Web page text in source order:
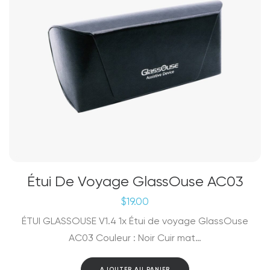
Étui De Voyage GlassOuse AC03
$19.00
ÉTUI GLASSOUSE V1.4 1x Étui de voyage GlassOuse
AC03 Couleur : Noir Cuir mat…